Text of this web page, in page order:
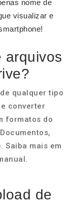
nome de
visualizar e
arquivos
qualquer tipo
converter
formatos do
Saiba mais em
de